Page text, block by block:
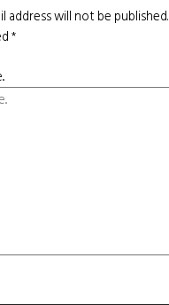
address will not be published.
*